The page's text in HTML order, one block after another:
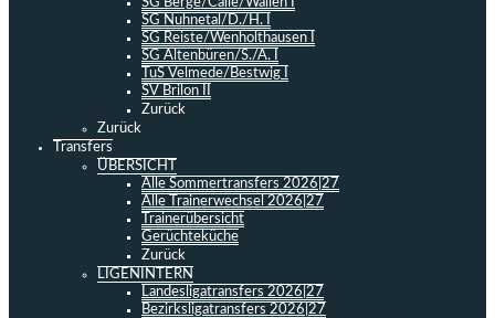
SG Nuhnetal/D./H. I
SG Reiste/Wenholthausen I
SG Altenbüren/S./A. I
TuS Velmede/Bestwig I
SV Brilon II
Zurück
Zurück
Transfers
ÜBERSICHT
Alle Sommertransfers 2026|27
Alle Trainerwechsel 2026|27
Trainerübersicht
Gerüchteküche
Zurück
LIGENINTERN
Landesligatransfers 2026|27
Bezirksligatransfers 2026|27